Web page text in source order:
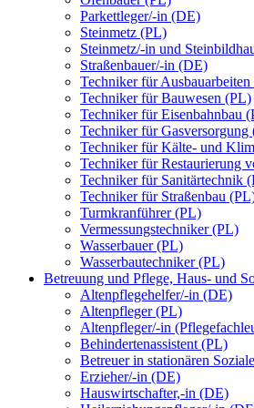
Parkettleger/-in (DE)
Steinmetz (PL)
Steinmetz/-in und
Straßenbauer/-in (DE)
Techniker für
Techniker für Bauwesen (PL)
Techniker für Eisenbahnbau
Techniker für Gasversorgung
Techniker für Kälte- und
Techniker für Restaurierung
Techniker für Sanitärtechnik
Techniker für Straßenbau
Turmkranführer (PL)
Vermessungstechniker (PL)
Wasserbauer (PL)
Wasserbautechniker (PL)
Betreuung und Pflege, Haus- und
Altenpflegehelfer/-in (DE)
Altenpfleger (PL)
Altenpfleger/-in
Behindertenassistent (PL)
Betreuer in stationären
Erzieher/-in (DE)
Hauswirtschafter,-in (DE)